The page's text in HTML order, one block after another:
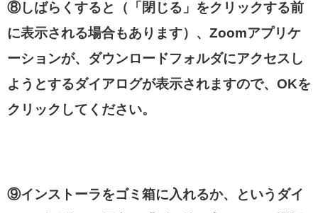
⑧しばらくすると（「閉じる」をクリックする前
に表示される場合もあります）、Zoomアプリケ
ーションが、ダウンロードフォルダにアクセスし
ようとするダイアログが表示されますので、OKを
クリックしてください。
⑨インストーラをゴミ箱に入れるか、というダイ